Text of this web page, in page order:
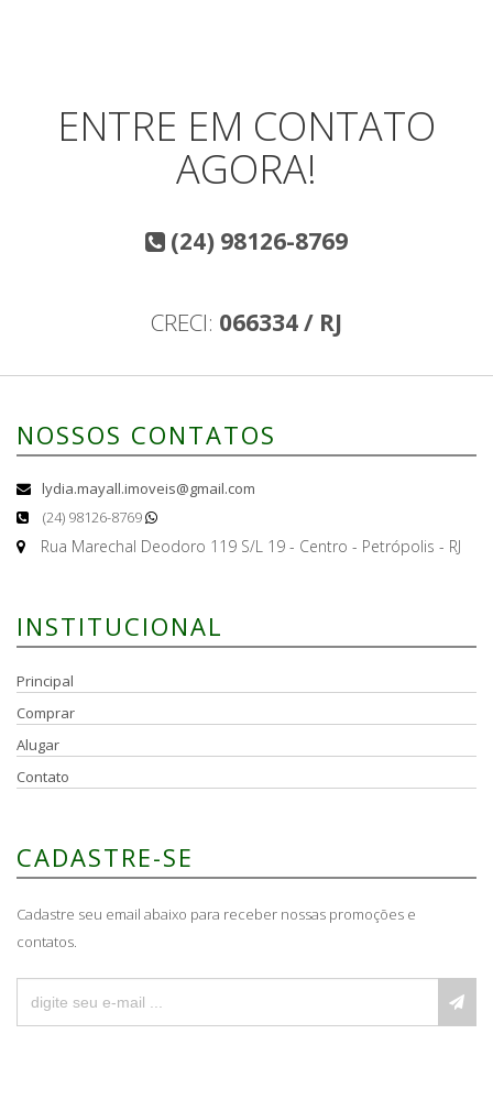
ENTRE EM CONTATO
AGORA!
(24) 98126-8769
CRECI: 066334 / RJ
NOSSOS CONTATOS
lydia.mayall.imoveis@gmail.com
(24) 98126-8769
Rua Marechal Deodoro 119 S/L 19 - Centro - Petrópolis - RJ
INSTITUCIONAL
Principal
Comprar
Alugar
Contato
CADASTRE-SE
Cadastre seu email abaixo para receber nossas promoções e
contatos.